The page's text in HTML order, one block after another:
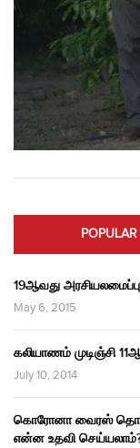
POPULAR
19ஆவது
May 6, 2015
கலியாணம் முடிஞ்சி
July 10, 2014
கொரோனா வைரஸ்
என்ன உதவி